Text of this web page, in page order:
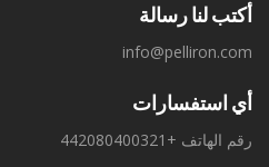
أكتب لنا رسالة
info@pelliron.com
أي استفسارات
رقم الهاتف +442080400321